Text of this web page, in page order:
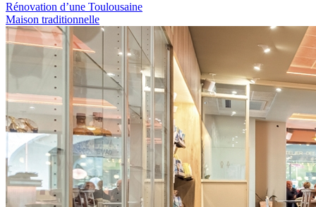
Rénovation d’une Toulousaine
Maison traditionnelle